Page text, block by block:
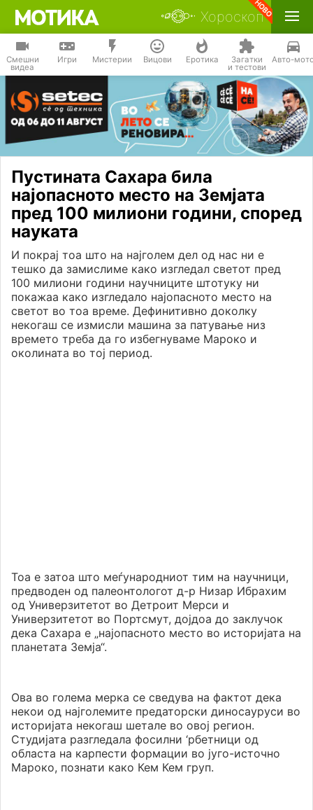
Хороскоп
Смешни
видеа
Игри Мистерии Вицови Еротика Загатки
и тестови
Авто-
Пустината Сахара била
најопасното место на Земјата
пред 100 милиони години, според
науката
И покрај тоа што на најголем дел од нас ни е
тешко да замислиме како изгледал светот пред
100 милиони години научниците штотуку ни
покажаа како изгледало најопасното место на
светот во тоа време. Дефинитивно доколку
некогаш се измисли машина за патување низ
времето треба да го избегнуваме Мароко и
околината во тој период.
Тоа е затоа што меѓународниот тим на научници,
предводен од палеонтологот д-р Низар Ибрахим
од Универзитетот во Детроит Мерси и
Универзитетот во Портсмут, дојдоа до заклучок
дека Сахара е „најопасното место во историјата на
планетата Земја“.
Ова во голема мерка се сведува на фактот дека
некои од најголемите предаторски диносауруси во
историјата некогаш шетале во овој регион.
Студијата разгледала фосилни ‘рбетници од
областа на карпести формации во југо-источно
Мароко, познати како Кем Кем груп.